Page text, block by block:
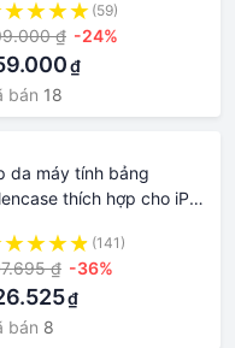
360 độ hợp kim nhôm
(59)
₫ -24%
₫
bán 18
da máy tính bảng
thích hợp cho iPad
Pro 11 10.5 Air 3 4
5 6
(141)
₫ -36%
₫
bán 8